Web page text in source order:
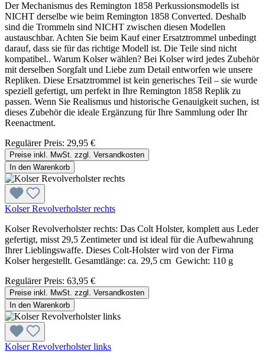
Der Mechanismus des Remington 1858 Perkussionsmodells ist
NICHT derselbe wie beim Remington 1858 Converted. Deshalb
sind die Trommeln sind NICHT zwischen diesen Modellen
austauschbar. Achten Sie beim Kauf einer Ersatztrommel unbedingt
darauf, dass sie für das richtige Modell ist. Die Teile sind nicht
kompatibel.. Warum Kolser wählen? Bei Kolser wird jedes Zubehör
mit derselben Sorgfalt und Liebe zum Detail entworfen wie unsere
Repliken. Diese Ersatztrommel ist kein generisches Teil – sie wurde
speziell gefertigt, um perfekt in Ihre Remington 1858 Replik zu
passen. Wenn Sie Realismus und historische Genauigkeit suchen, ist
dieses Zubehör die ideale Ergänzung für Ihre Sammlung oder Ihr
Reenactment.
Regulärer Preis: 29,95 €
Preise inkl. MwSt. zzgl. Versandkosten
In den Warenkorb
Kolser Revolverholster rechts
Kolser Revolverholster rechts: Das Colt Holster, komplett aus Leder
gefertigt, misst 29,5 Zentimeter und ist ideal für die Aufbewahrung
Ihrer Lieblingswaffe. Dieses Colt-Holster wird von der Firma
Kolser hergestellt. Gesamtlänge: ca. 29,5 cm Gewicht: 110 g
Regulärer Preis: 63,95 €
Preise inkl. MwSt. zzgl. Versandkosten
In den Warenkorb
Kolser Revolverholster links